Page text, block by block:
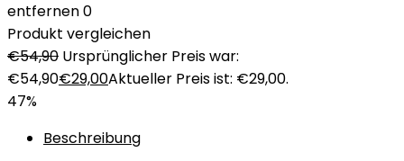
entfernen0
Produkt vergleichen
€54,90 Ursprünglicher Preis war:
€54,90€29,00Aktueller Preis ist: €29,00.
47%
Beschreibung